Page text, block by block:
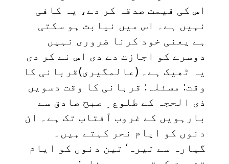
اس کی قیمت صدقہ کر دے، یہ کافی
نہیں ہے۔ اس میں نیابت ہو سکتی
ہے یعنی خود کرنا ضروری نہیں
دوسرے کو اجازت دے دی اس نے کر دی
یہ ٹھیک ہے۔ (عالمگیری)قربانی کا
وقت: مسئلہ: قربانی کا وقت دسویں
ذی الحجہ کے طلوع ِ صبح صادق سے
بارہویں کے غروب آفتاب تک ہے۔ ان
دنوں کو ایام نحر کہتے ہیں۔
گیارہ سے تیرہ‘ تین دنوں کو ایام